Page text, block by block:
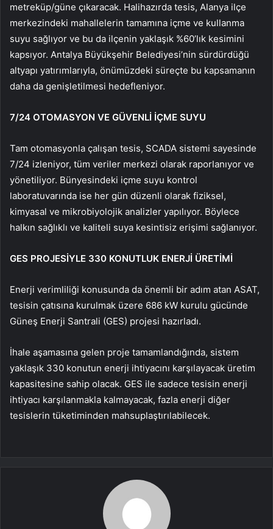
metreküp/güne çıkaracak. Halihazırda tesis, Alanya ilçe
merkezindeki mahallelerin tamamına içme ve kullanma
suyu sağlıyor ve bu da ilçenin yaklaşık %60’lık kesimini
kapsıyor. Antalya Büyükşehir Belediyesi’nin sürdürdüğü
altyapı yatırımlarıyla, önümüzdeki süreçte bu kapsamanın
daha da genişletilmesi hedefleniyor.
7/24 OTOMASYON VE GÜVENLİ İÇME SUYU
Tam otomasyonla çalışan tesis, SCADA sistemi sayesinde
7/24 izleniyor, tüm veriler merkezi olarak raporlanıyor ve
yönetiliyor. Bünyesindeki içme suyu kontrol
laboratuvarında ise her gün düzenli olarak fiziksel,
kimyasal ve mikrobiyolojik analizler yapılıyor. Böylece
halkın sağlıklı ve kaliteli suya kesintisiz erişimi sağlanıyor.
GES PROJESİYLE 330 KONUTLUK ENERJİ ÜRETİMİ
Enerji verimliliği konusunda da önemli bir adım atan ASAT,
tesisin çatısına kurulmak üzere 686 kW kurulu gücünde
Güneş Enerji Santrali (GES) projesi hazırladı.
İhale aşamasına gelen proje tamamlandığında, sistem
yaklaşık 330 konutun enerji ihtiyacını karşılayacak üretim
kapasitesine sahip olacak. GES ile sadece tesisin enerji
ihtiyacı karşılanmakla kalmayacak, fazla enerji diğer
tesislerin tüketiminden mahsuplaştırılabilecek.